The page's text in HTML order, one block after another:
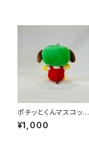
ポチッとくんマスコット
キーホルダー
¥1,000